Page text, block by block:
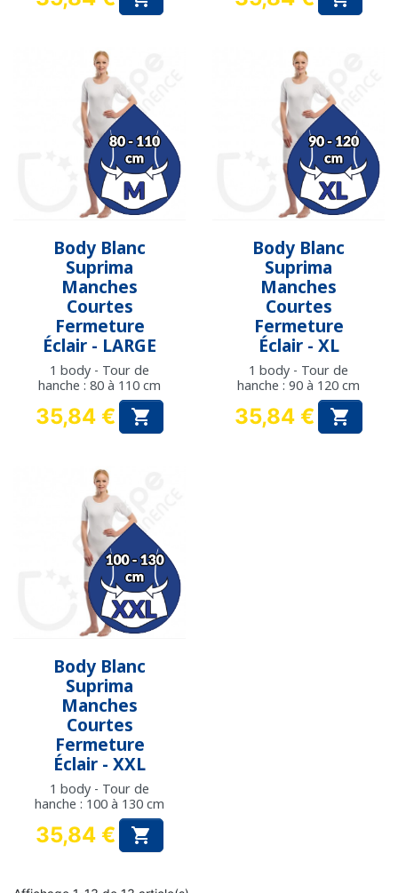
Prix Prix
Body Blanc
Suprima
Manches
Courtes
Fermeture
Éclair - LARGE
1 body - Tour de
hanche : 80 à 110 cm
Prix
35,84 € 
Body Blanc
Suprima
Manches
Courtes
Fermeture
Éclair - XL
1 body - Tour de
hanche : 90 à 120 cm
Prix
35,84 € 
Body Blanc
Suprima
Manches
Courtes
Fermeture
Éclair - XXL
1 body - Tour de
hanche : 100 à 130 cm
Prix
35,84 € 